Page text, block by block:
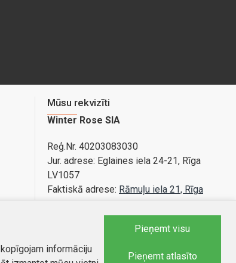
Mūsu rekvizīti
Winter Rose SIA
Reģ.Nr. 40203083030
Jur. adrese: Eglaines iela 24-21, Rīga
LV1057
Faktiskā adrese: Rāmuļu iela 21, Rīga
Bankas konts: LV89PARX0020365840001
Tel.:25588879
informāciju
Pieņemt visu
Pieņemt atlasīto